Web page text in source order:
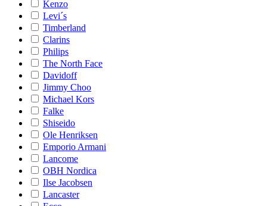
Kenzo
Levi´s
Timberland
Clarins
Philips
The North Face
Davidoff
Jimmy Choo
Michael Kors
Falke
Shiseido
Ole Henriksen
Emporio Armani
Lancome
OBH Nordica
Ilse Jacobsen
Lancaster